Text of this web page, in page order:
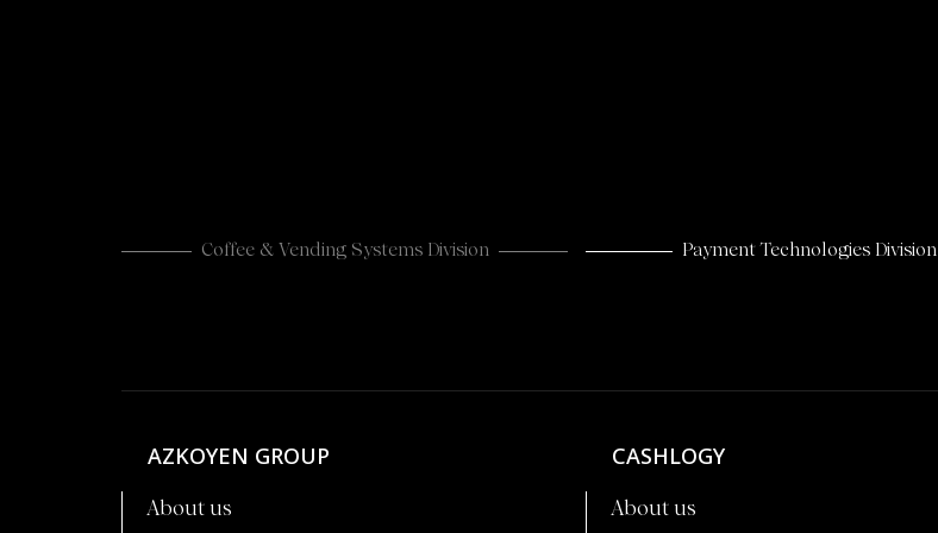
Coffee & Vending Systems Division Payment Technologies Division
AZKOYEN GROUP
About us
CASHLOGY
About us